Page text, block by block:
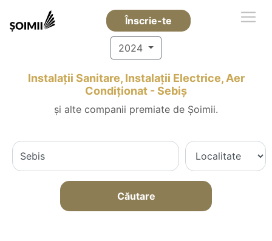
Înscrie-te
2024
Instalații Sanitare, Instalații Electrice, Aer
Condiționat - Sebiş
și alte companii premiate de Șoimii.
Căutare